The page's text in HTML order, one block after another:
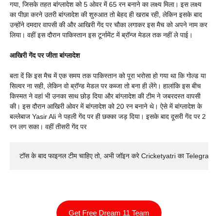
गया, जिसके तहत बांग्लादेश को 5 ओवर में 65 रन बनाने का लक्ष्य मिला। इस लक्ष्य
का पीछा करने उतरी बांग्लादेश की शुरुआत तो बेहद ही खराब रही, लेकिन इसके बाद
उन्होंने दमदार वापसी की और आखिरी गेंद पर चौका लगाकर इस मैच को अपने नाम कर
लिया। वहीं इस दौरान पाकिस्तान इस टूर्नामेंट में ब्रॉन्ज मेडल तक नहीं ले पाई।
आखिरी गेंद पर जीता बांग्लादेश
बता दें कि इस मैच में एक समय तक पाकिस्तान को पूरा भरोसा हो गया था कि गोल्ड या
सिल्वर ना सही, लेकिन वो ब्रॉन्ड मेडल पर कब्जा तो बना ही लेंगे। हालांकि इस बीच
किस्मत ने वहां भी उनका साथ छोड़ दिया और बांग्लादेश की टीम ने जबरदस्त वापसी
की। इस दौरान आखिरी ओवर में बांग्लादेश को 20 रन बनाने थे। ऐसे में बांग्लादेश के
बल्लेबाज Yasir Ali ने पहली गेंद पर ही छक्का जड़ दिया। इसके बाद दूसरी गेंद पर 2
रन लग सका। वहीं तीसरी गेंद पर
टॉस के बाद फाइनल टीम चाहिए तो, अभी जॉइन करे Cricketyatri का
Get Free Dream 11 Team